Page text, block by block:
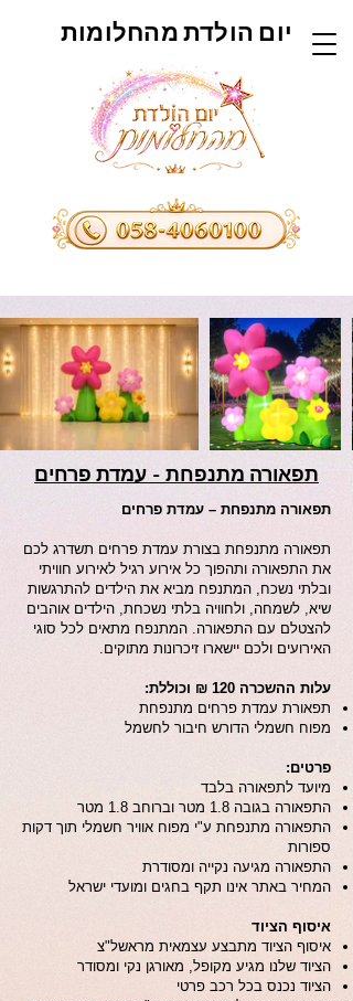
יום הולדת מהחלומות
תפאורה מתנפחת - עמדת פרחים
תפאורה מתנפחת – עמדת פרחים
תפאורה מתנפחת בצורת עמדת פרחים תשדרג לכם
את התפאורה ותהפוך כל אירוע רגיל לאירוע חוויתי
ובלתי נשכח, המתנפח מביא את הילדים להתרגשות
שיא, לשמחה, ולחוויה בלתי נשכחת, הילדים אוהבים
להצטלם עם התפאורה. המתנפח מתאים לכל סוגי
האירועים ולכם יישארו זיכרונות מתוקים.
עלות ההשכרה 120 ₪ וכוללת:
תפאורת עמדת פרחים מתנפחת
מפוח חשמלי הדורש חיבור לחשמל
פרטים:
מיועד לתפאורה בלבד
התפאורה בגובה 1.8 מטר וברוחב 1.8 מטר
התפאורה מתנפחת ע"י מפוח אוויר חשמלי תוך דקות
ספורות
התפאורה מגיעה נקייה ומסודרת
המחיר באתר אינו תקף בחגים ומועדי ישראל
איסוף הציוד
איסוף הציוד מתבצע עצמאית מראשל"צ
הציוד שלנו מגיע מקופל, מאורגן נקי ומסודר
הציוד נכנס בכל רכב פרטי